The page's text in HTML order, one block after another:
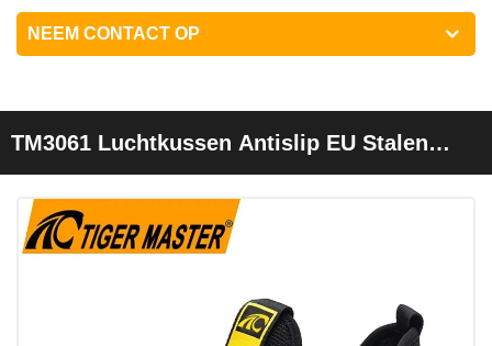
NEEM CONTACT OP
TM3061 Luchtkussen Antislip EU Stalen
Heren